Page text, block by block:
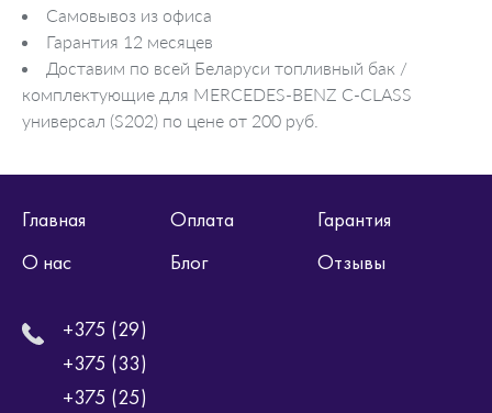
Самовывоз из офиса
Гарантия 12 месяцев
Доставим по всей Беларуси топливный бак /
комплектующие для MERCEDES-BENZ C-CLASS
универсал (S202) по цене от 200 руб.
Главная Оплата
Гарантия
О нас
Блог Отзывы
+375 (29)
+375 (33)
+375 (25)